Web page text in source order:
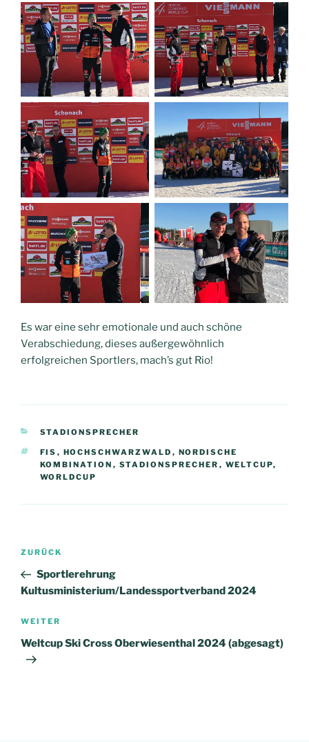
Es war eine sehr emotionale und auch schöne
Verabschiedung, dieses außergewöhnlich
erfolgreichen Sportlers, mach’s gut Rio!
KATEGORIEN
STADIONSPRECHER
SCHLAGWÖRTER
FIS , HOCHSCHWARZWALD , NORDISCHE
KOMBINATION , STADIONSPRECHER , WELTCUP,
WORLDCUP
Beitragsnavigation
Vorheriger
Beitrag
ZURÜCK
Sportlerehrung
Kultusministerium/Landessportverband 2024
Nächster
Beitrag
WEITER
Weltcup Ski Cross Oberwiesenthal 2024 (abgesagt)